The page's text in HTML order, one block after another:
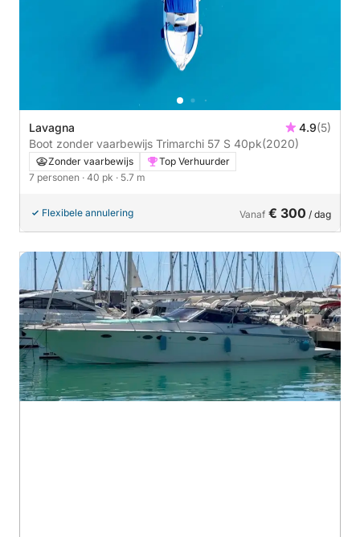
Lavagna 4.9(5)
Boot zonder vaarbewijs Trimarchi 57 S 40pk(2020)
Zonder vaarbewijs
Top Verhuurder
7 personen · 40 pk · 5.7 m
Flexibele annulering Vanaf € 300 / dag